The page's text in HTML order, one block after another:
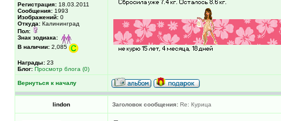
Регистрация: 18.03.2011
Сообщения: 1993
Изображений: 0
Откуда: Калининград
Пол:
Знак зодиака:
В наличии: 2,085
Награды: 23
Блог: Просмотр блога (0)
Вернуться к началу
lindon Заголовок сообщения: Re: Курица